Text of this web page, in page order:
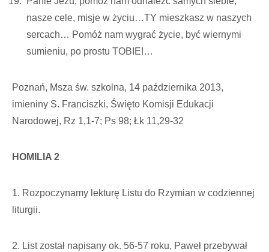
nasze cele, misje w życiu…TY mieszkasz w naszych
sercach… Pomóż nam wygrać życie, być wiernymi
sumieniu, po prostu TOBIE!…
Poznań, Msza św. szkolna, 14 października 2013,
imieniny S. Franciszki, Święto Komisji Edukacji
Narodowej, Rz 1,1-7; Ps 98; Łk 11,29-32
HOMILIA 2
1. Rozpoczynamy lekturę Listu do Rzymian w codziennej
liturgii.
2. List został napisany ok. 56-57 roku, Paweł przebywał